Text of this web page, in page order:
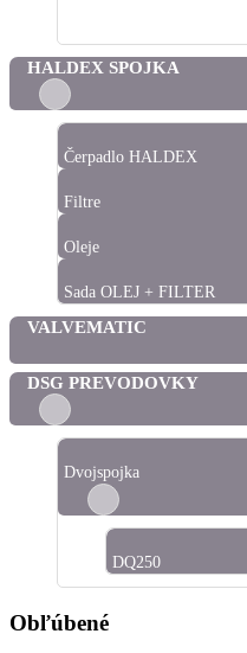
HALDEX SPOJKA
Čerpadlo HALDEX
Filtre
Oleje
Sada OLEJ + FILTER
VALVEMATIC
DSG PREVODOVKY
Dvojspojka
DQ250
Obľúbené